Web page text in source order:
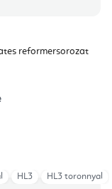
reformersorozat
HL3 HL3 toronnyal